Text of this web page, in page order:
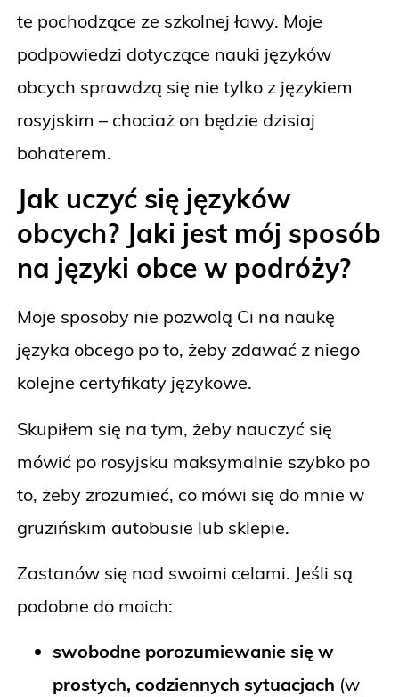
te pochodzące ze szkolnej ławy. Moje
podpowiedzi dotyczące nauki języków
obcych sprawdzą się nie tylko z językiem
rosyjskim – chociaż on będzie dzisiaj
bohaterem.
Jak uczyć się języków
obcych? Jaki jest mój sposób
na języki obce w podróży?
Moje sposoby nie pozwolą Ci na naukę
języka obcego po to, żeby zdawać z niego
kolejne certyfikaty językowe.
Skupiłem się na tym, żeby nauczyć się
mówić po rosyjsku maksymalnie szybko po
to, żeby zrozumieć, co mówi się do mnie w
gruzińskim autobusie lub sklepie.
Zastanów się nad swoimi celami. Jeśli są
podobne do moich:
swobodne porozumiewanie się w
prostych, codziennych sytuacjach (w